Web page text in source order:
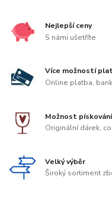
Nejlepší ceny
S námi ušetříte
Více možností
Online platba,
Možnost pískování
Originální dárek,
Velký výběr
Široký sortiment